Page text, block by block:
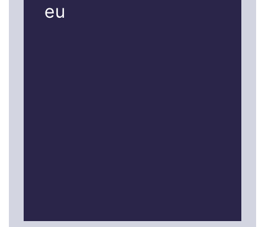
eu